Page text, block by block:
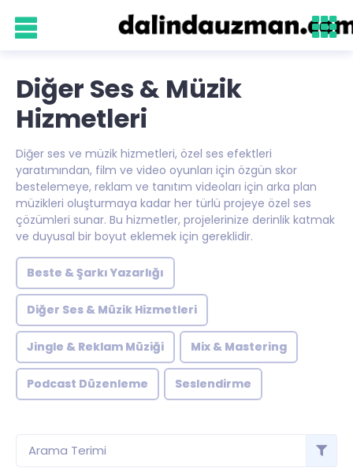
Diğer Ses & Müzik
Hizmetleri
Diğer ses ve müzik hizmetleri, özel ses efektleri
yaratımından, film ve video oyunları için özgün skor
bestelemeye, reklam ve tanıtım videoları için arka plan
müzikleri oluşturmaya kadar her türlü projeye özel ses
çözümleri sunar. Bu hizmetler, projelerinize derinlik katmak
ve duyusal bir boyut eklemek için gereklidir.
Beste & Şarkı Yazarlığı
Diğer Ses & Müzik Hizmetleri
Jingle & Reklam Müziği Mix & Mastering
Podcast Düzenleme Seslendirme